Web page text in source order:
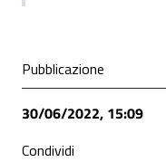
Condivisione
Pubblicazione
30/06/2022, 15:09
Condividi